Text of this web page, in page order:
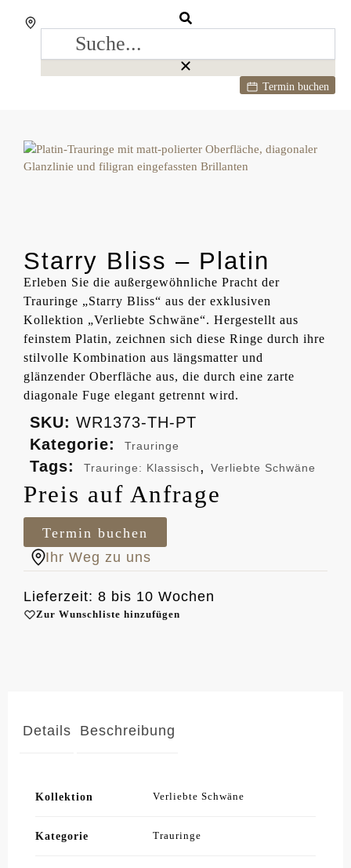
Termin buchen
Starry Bliss – Platin
Erleben Sie die außergewöhnliche Pracht der
Trauringe „Starry Bliss“ aus der exklusiven
Kollektion „Verliebte Schwäne“. Hergestellt aus
feinstem Platin, zeichnen sich diese Ringe durch ihre
stilvolle Kombination aus längsmatter und
glänzender Oberfläche aus, die durch eine zarte
diagonale Fuge elegant getrennt wird.
SKU: WR1373-TH-PT
Kategorie:
Trauringe
Tags: Trauringe: Klassisch, Verliebte Schwäne
Preis auf Anfrage
Termin buchen
Ihr Weg zu uns
Lieferzeit: 8 bis 10 Wochen
Zur Wunschliste hinzufügen
Details Beschreibung
Kollektion Verliebte Schwäne
Kategorie Trauringe